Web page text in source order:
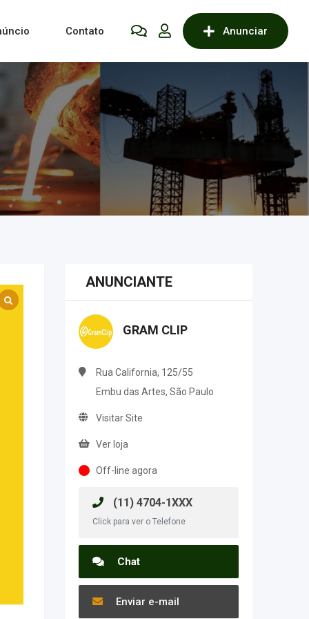
Anunciar
Contato
ANUNCIANTE
GRAM CLIP
Rua California, 125/55
Embu das Artes, São Paulo
Visitar Site
Ver loja
Off-line agora
(11) 4704-1XXX
Click para ver o Telefone
Chat
Enviar e-mail